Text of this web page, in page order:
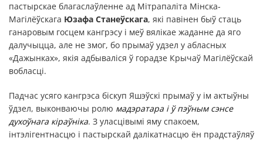
пастырскае благаслаўленне ад Мітрапаліта Мінска-
Магілёўскага Юзафа Станеўскага, які павінен быў стаць
ганаровым госцем кангрэсу і меў вялікае жаданне да яго
далучыцца, але не змог, бо прымаў удзел у абласных
«Дажынках», якія адбываліся ў горадзе Крычаў Магілёўскай
вобласці.
Падчас усяго кангрэса біскуп Яшэўскі прымаў у ім актыўны
ўдзел, выконваючы ролю мадэратара і ў пэўным сэнсе
духоўнага кіраўніка. З уласцівымі яму спакоем,
інтэлігентнасцю і пастырскай далікатнасцю ён прадстаўляў